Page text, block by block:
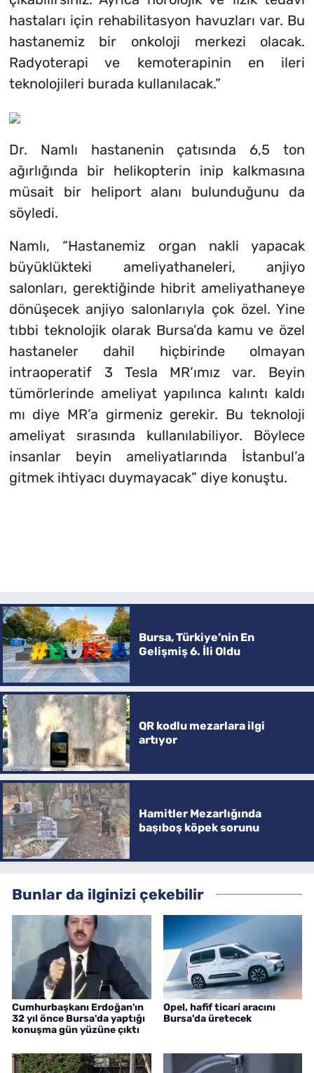
hastaları için rehabilitasyon havuzları var. Bu
hastanemiz bir onkoloji merkezi olacak.
Radyoterapi ve kemoterapinin en ileri
teknolojileri burada kullanılacak.”
Dr. Namlı hastanenin çatısında 6,5 ton
ağırlığında bir helikopterin inip kalkmasına
müsait bir heliport alanı bulunduğunu da
söyledi.
Namlı, “Hastanemiz organ nakli yapacak
büyüklükteki ameliyathaneleri, anjiyo
salonları, gerektiğinde hibrit ameliyathaneye
dönüşecek anjiyo salonlarıyla çok özel. Yine
tıbbi teknolojik olarak Bursa’da kamu ve özel
hastaneler dahil hiçbirinde olmayan
intraoperatif 3 Tesla MR’ımız var. Beyin
tümörlerinde ameliyat yapılınca kalıntı kaldı
mı diye MR’a girmeniz gerekir. Bu teknoloji
ameliyat sırasında kullanılabiliyor. Böylece
insanlar beyin ameliyatlarında İstanbul’a
gitmek ihtiyacı duymayacak” diye konuştu.
Bursa, Türkiye’nin En
Gelişmiş 6. İli Oldu
QR kodlu mezarlara ilgi
artıyor
Hamitler Mezarlığında
başıboş köpek sorunu
Bunlar da ilginizi çekebilir
Cumhurbaşkanı Erdoğan'ın
32 yıl önce Bursa'da yaptığı
konuşma gün yüzüne çıktı
Opel, hafif ticari aracını
Bursa'da üretecek